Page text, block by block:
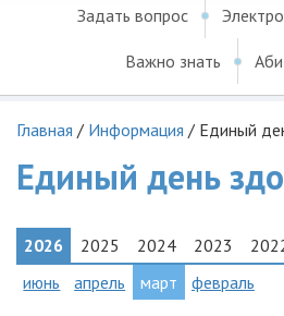
Задать вопрос
Важно знать
Главная / Информация / Единый
Единый день
2026 2025 2024 2023
июнь
апрель март февраль